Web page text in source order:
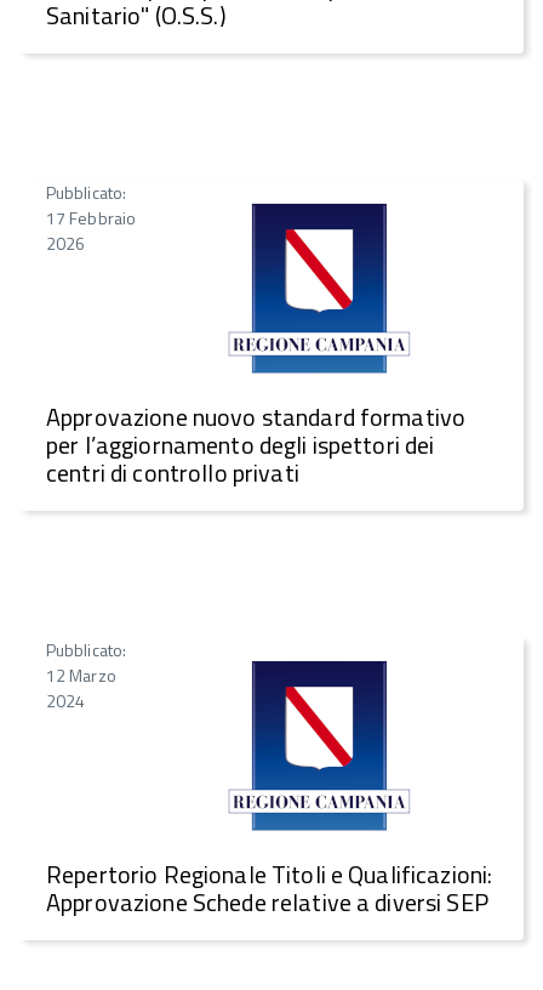
Sanitario" (O.S.S.)
Pubblicato:
17 Febbraio
2026
Approvazione nuovo standard formativo
per l’aggiornamento degli ispettori dei
centri di controllo privati
Pubblicato:
12 Marzo
2024
Repertorio Regionale Titoli e Qualificazioni:
Approvazione Schede relative a diversi SEP